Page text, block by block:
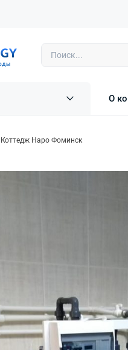
О
Коттедж Наро Фоминск